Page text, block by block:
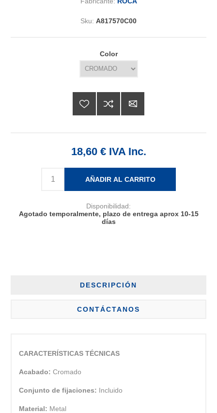
Sku: A817570C00
Color
18,60 € IVA Inc.
AÑADIR AL CARRITO
Disponibilidad:
Agotado temporalmente, plazo de entrega aprox 10-15
días
DESCRIPCIÓN
CONTÁCTANOS
CARACTERÍSTICAS TÉCNICAS
Acabado:Cromado
Conjunto de fijaciones: Incluido
Material: Metal